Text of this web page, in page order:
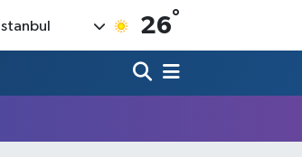
İstanbul 26°